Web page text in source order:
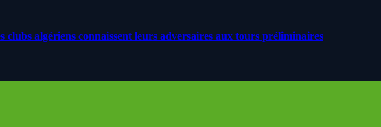
algériens connaissent leurs adversaires aux tours préliminaires